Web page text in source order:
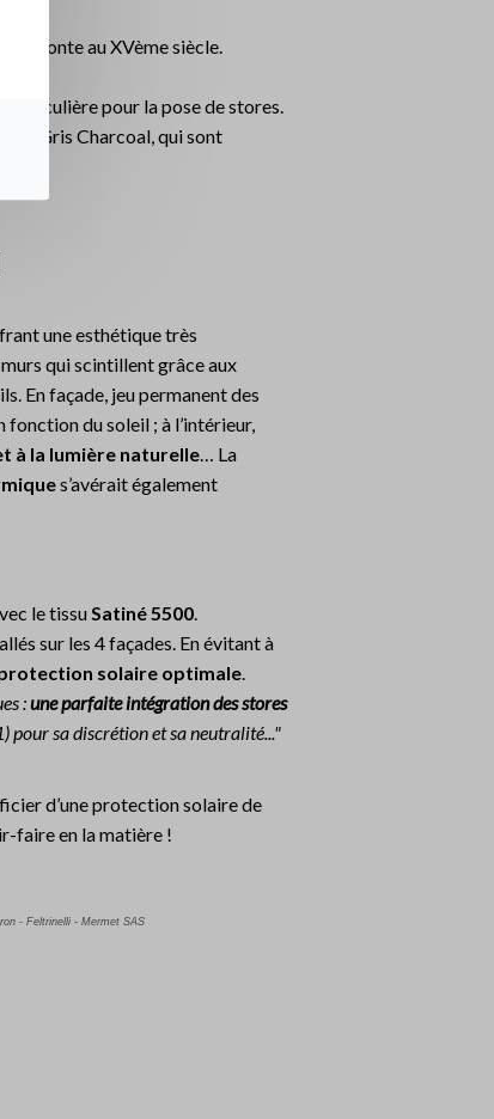
remonte au XVème siècle.
pour la pose de stores.
Gris Charcoal, qui sont
une esthétique très
qui scintillent grâce aux
En façade, jeu permanent des
du soleil ; à l’intérieur,
à la lumière naturelle… La
s’avérait également
le tissuSatiné 5500.
sur les 4 façades. En évitant à
solaire optimale.
:une parfaite intégration des stores
pour sa discrétion et sa neutralité..."
d’une protection solaire de
faire en la matière !
- Feltrinelli - Mermet SAS